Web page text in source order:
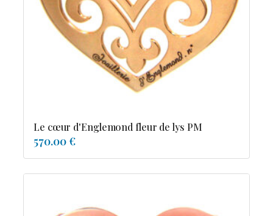
Resile
Reve-asie
Reve-de-pagode
Suspension et frissons
Diamants
Emeraude
Pierres de couleur
Le cœur d'Englemond fleur de lys PM
570.00 €